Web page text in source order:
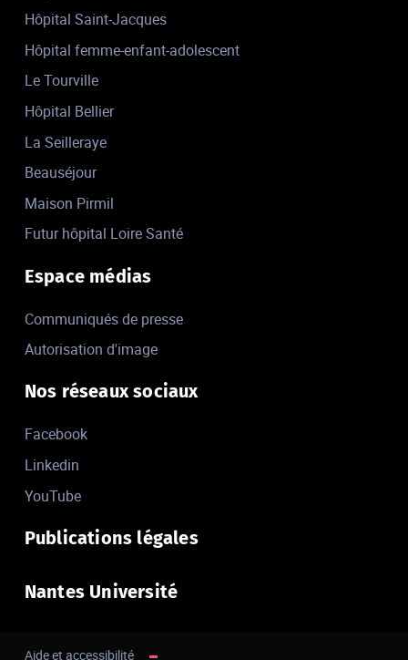
Hôpital Saint-Jacques
Hôpital femme-enfant-adolescent
Le Tourville
Hôpital Bellier
La Seilleraye
Beauséjour
Maison Pirmil
Futur hôpital Loire Santé
Espace médias
Communiqués de presse
Autorisation d'image
Nos réseaux sociaux
Facebook
Linkedin
YouTube
Publications légales
Nantes Université
Aide et accessibilité